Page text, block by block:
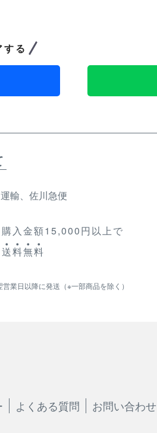
る
輸、佐川急便
購入金額15,000円以上で
送料無料
業日以降に発送（※一部商品を除く）
よくある質問 お問い合わせ